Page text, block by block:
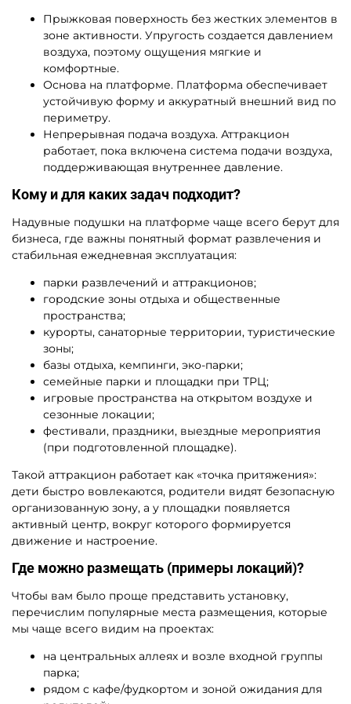
Прыжковая поверхность без жестких элементов в
зоне активности. Упругость создается давлением
воздуха, поэтому ощущения мягкие и
комфортные.
Основа на платформе. Платформа обеспечивает
устойчивую форму и аккуратный внешний вид по
периметру.
Непрерывная подача воздуха. Аттракцион
работает, пока включена система подачи воздуха,
поддерживающая внутреннее давление.
Кому и для каких задач подходит?
Надувные подушки на платформе чаще всего берут для
бизнеса, где важны понятный формат развлечения и
стабильная ежедневная эксплуатация:
парки развлечений и аттракционов;
городские зоны отдыха и общественные
пространства;
курорты, санаторные территории, туристические
зоны;
базы отдыха, кемпинги, эко-парки;
семейные парки и площадки при ТРЦ;
игровые пространства на открытом воздухе и
сезонные локации;
фестивали, праздники, выездные мероприятия
(при подготовленной площадке).
Такой аттракцион работает как «точка притяжения»:
дети быстро вовлекаются, родители видят безопасную
организованную зону, а у площадки появляется
активный центр, вокруг которого формируется
движение и настроение.
Где можно размещать (примеры локаций)?
Чтобы вам было проще представить установку,
перечислим популярные места размещения, которые
мы чаще всего видим на проектах:
на центральных аллеях и возле входной группы
парка;
рядом с кафе/фудкортом и зоной ожидания для